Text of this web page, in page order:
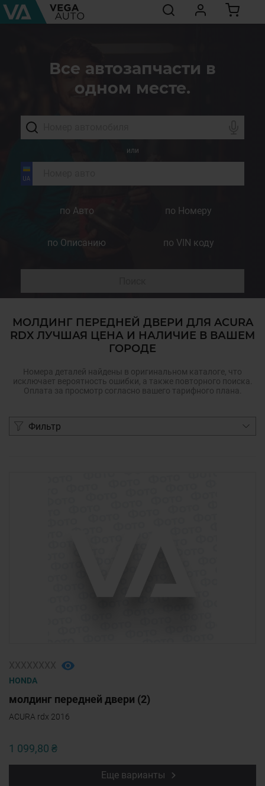
Все автозапчасти в
одном месте.
или
по Авто по Номеру
по Описанию по VIN коду
МОЛДИНГ ПЕРЕДНЕЙ ДВЕРИ ДЛЯ ACURA
RDX ЛУЧШАЯ ЦЕНА И НАЛИЧИЕ В ВАШЕМ
ГОРОДЕ
Номера деталей найдены в оригинальном каталоге, что
исключает вероятность ошибки, а также повторного поиска.
Оплата за просмотр согласно вашего тарифного плана.
Фильтр
HONDA
молдинг передней двери (2)
ACURA rdx 2016
1 099,80 ₴
Еще варианты